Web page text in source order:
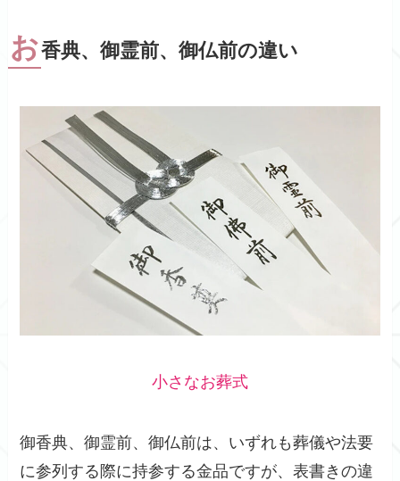
お香典、御霊前、御仏前の違い
小さなお葬式
御香典、御霊前、御仏前は、いずれも葬儀や法要
に参列する際に持参する金品ですが、表書きの違